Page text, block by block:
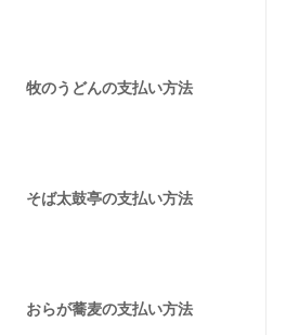
牧のうどんの支払い方法
そば太鼓亭の支払い方法
おらが蕎麦の支払い方法